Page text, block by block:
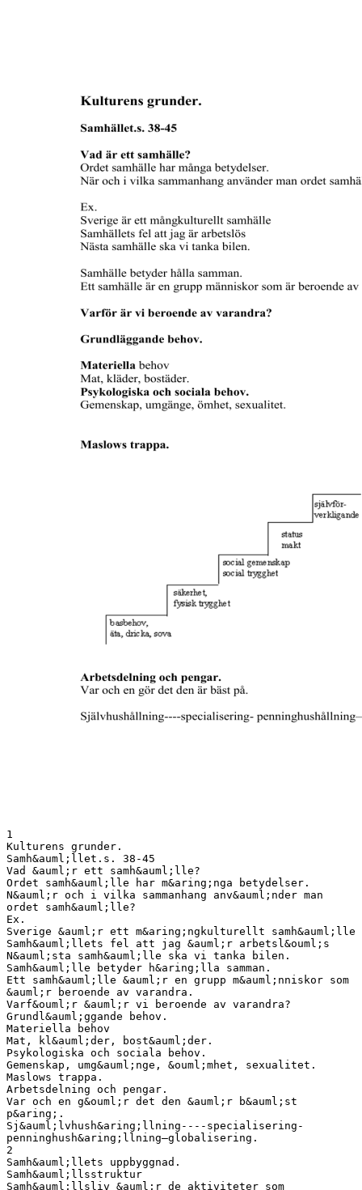
1
Kulturens grunder.
Samh&auml;llet.s. 38-45
Vad &auml;r ett samh&auml;lle?
Ordet samh&auml;lle har m&aring;nga betydelser.
N&auml;r och i vilka sammanhang anv&auml;nder man
ordet samh&auml;lle?
Ex.
Sverige &auml;r ett m&aring;ngkulturellt samh&auml;lle
Samh&auml;llets fel att jag &auml;r arbetsl&ouml;s
N&auml;sta samh&auml;lle ska vi tanka bilen.
Samh&auml;lle betyder h&aring;lla samman.
Ett samh&auml;lle &auml;r en grupp m&auml;nniskor som
&auml;r beroende av varandra.
Varf&ouml;r &auml;r vi beroende av varandra?
Grundl&auml;ggande behov.
Materiella behov
Mat, kl&auml;der, bost&auml;der.
Psykologiska och sociala behov.
Gemenskap, umg&auml;nge, &ouml;mhet, sexualitet.
Maslows trappa.
Arbetsdelning och pengar.
Var och en g&ouml;r det den &auml;r b&auml;st
p&aring;.
Sj&auml;lvhush&aring;llning----specialisering-
penninghush&aring;llning—globalisering.
2
Samh&auml;llets uppbyggnad.
Samh&auml;llsstruktur
Samh&auml;llsliv &auml;r de aktiviteter som